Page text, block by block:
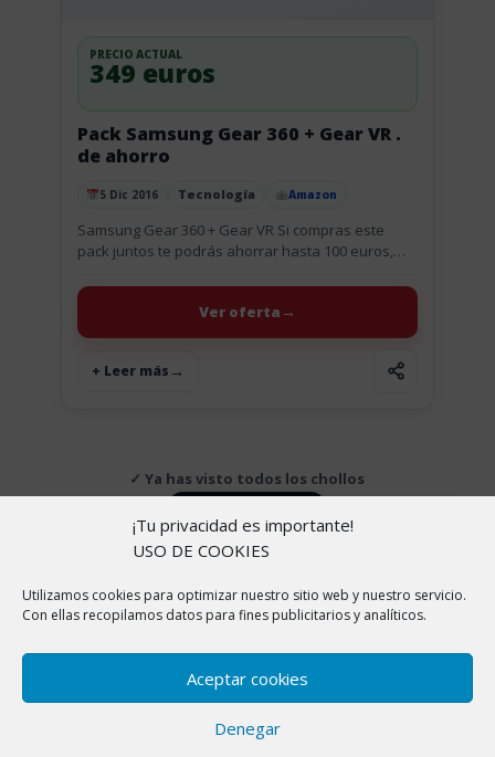
¡Tu privacidad es importante!
USO DE COOKIES
Utilizamos cookies para optimizar nuestro sitio web y nuestro servicio.
Con ellas recopilamos datos para fines publicitarios y analíticos.
Aceptar cookies
Denegar
Publicado el
5 Dic 2016 Tecnología Amazon
Pack Samsung Gear 360 + Gear VR .
de ahorro
PRECIO ACTUAL
349 euros
Samsung Gear 360 + Gear VR Si compras este
pack juntos te podrás ahorrar hasta 100 euros,
+ Leer más
Ver oferta
✓ Ya has visto todos los chollos
Copyright © 2026 |Aviso Legal|Política de
cookies|Política de Privacidad|Sobre nosotros
En ChollitosChollazos.com participamos en programas
de afiliación de AliExpress, Amazon y otras
plataformas. Esto significa que si haces clic en algunos